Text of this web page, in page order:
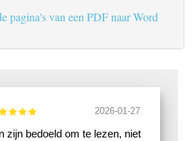
pagina's van een PDF naar Word
2026-01-27
zijn bedoeld om te lezen, niet